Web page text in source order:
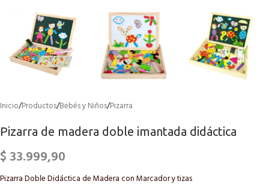
Inicio/Productos/Bebés y Niños/Pizarra
Pizarra de madera doble imantada didáctica
$ 33.999,90
Pizarra Doble Didáctica de Madera con Marcador y tizas